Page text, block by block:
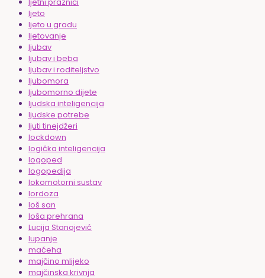
ljeto
ljeto u gradu
ljetovanje
ljubav
ljubav i beba
ljubav i roditeljstvo
ljubomora
ljubomorno dijete
ljudska inteligencija
ljudske potrebe
ljuti tinejdžeri
lockdown
logička inteligencija
logoped
logopedija
lokomotorni sustav
lordoza
loš san
loša prehrana
Lucija Stanojević
lupanje
maćeha
majčino mlijeko
majčinska krivnja